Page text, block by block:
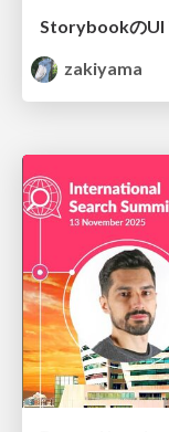
StorybookのUI
zakiyama